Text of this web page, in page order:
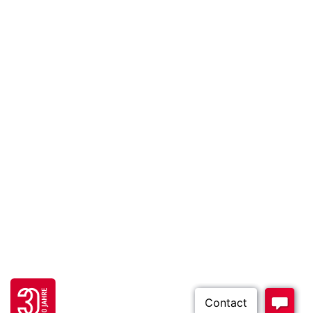
Go to 30 years FH JOANNEUM page